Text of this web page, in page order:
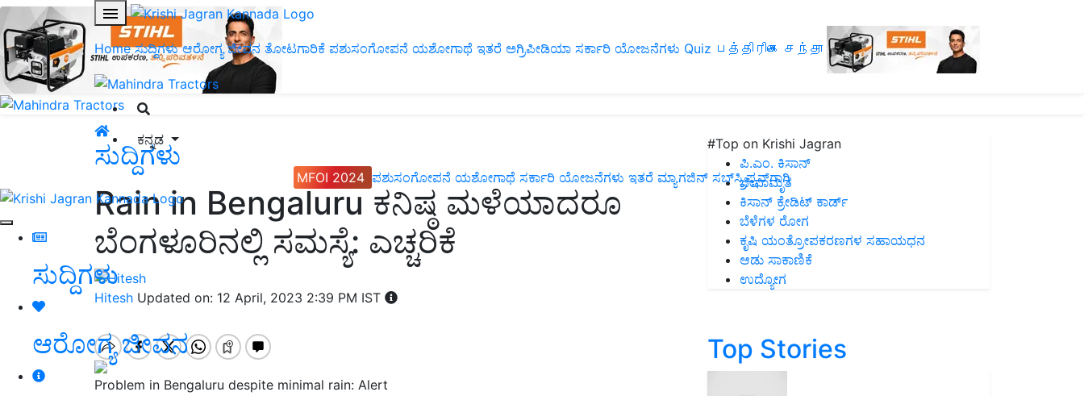
Home ಸುದ್ದಿಗಳು ಆರೋಗ್ಯ ಜೀವನ ತೋಟಗಾರಿಕೆ ಪಶುಸಂಗೋಪನೆ ಯಶೋಗಾಥೆ ಇತರೆ ಅಗ್ರಿಪೀಡಿಯಾ ಸರ್ಕಾರಿ ಯೋಜನೆಗಳು Quiz பத்திரிகை சந்தா
ಕನ್ನಡ
MFOI 2024 ಪಶುಸಂಗೋಪನೆ ಯಶೋಗಾಥೆ ಸರ್ಕಾರಿ ಯೋಜನೆಗಳು ಇತರೆ ಮ್ಯಾಗಜಿನ್‌ ಸಬ್‌ಸ್ಕ್ರಿಪ್ಷನ್‌ಗಾಗಿ
ಸುದ್ದಿಗಳು
ಆರೋಗ್ಯ ಜೀವನ
ಸುದ್ದಿಗಳು
Rain in Bengaluru ಕನಿಷ್ಠ ಮಳೆಯಾದರೂ
ಬೆಂಗಳೂರಿನಲ್ಲಿ ಸಮಸ್ಯೆ: ಎಚ್ಚರಿಕೆ
Hitesh Updated on: 12 April, 2023 2:39 PM IST
Problem in Bengaluru despite minimal rain: Alert
#Top on Krishi Jagran
ಪಿ.ಎಂ. ಕಿಸಾನ್
ಜೀವಾಮೃತ
ಕಿಸಾನ್ ಕ್ರೇಡಿಟ್ ಕಾರ್ಡ್
ಬೆಳೆಗಳ ರೋಗ
ಕೃಷಿ ಯಂತ್ರೋಪಕರಣಗಳ ಸಹಾಯಧನ
ಆಡು ಸಾಕಾಣಿಕೆ
ಉದ್ಯೋಗ
Top Stories